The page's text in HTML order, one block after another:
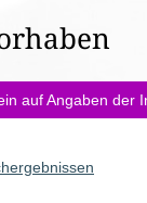
auf Angaben der